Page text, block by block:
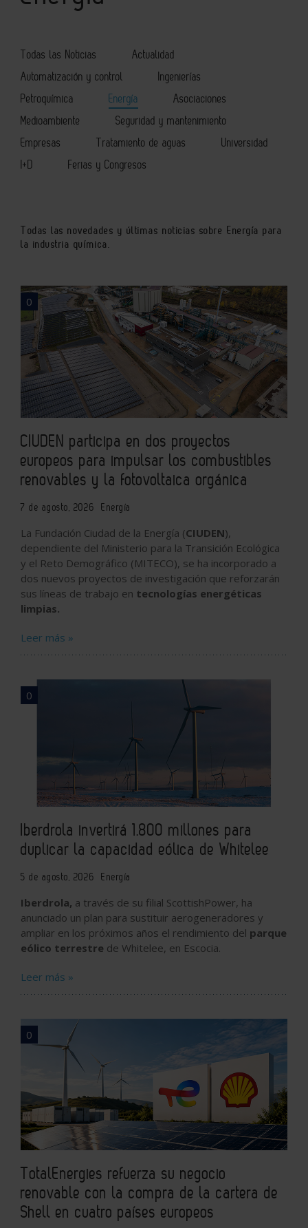
Todas las Noticias
Actualidad
Automatización y control
Ingenierías
Petroquímica
Energía
Asociaciones
Medioambiente
Seguridad y mantenimiento
Empresas
Tratamiento de aguas
Universidad
I+D
Ferias y Congresos
Todas las novedades y últimas noticias sobre Energía para
la industria química.
0
CIUDEN participa en dos proyectos
europeos para impulsar los combustibles
renovables y la fotovoltaica orgánica
7 de agosto, 2026 Energía
La Fundación Ciudad de la Energía (CIUDEN),
dependiente del Ministerio para la Transición Ecológica
y el Reto Demográfico (MITECO), se ha incorporado a
dos nuevos proyectos de investigación que reforzarán
sus líneas de trabajo en tecnologías energéticas
limpias.
Leer más »
0
Iberdrola invertirá 1.800 millones para
duplicar la capacidad eólica de Whitelee
5 de agosto, 2026 Energía
Iberdrola, a través de su filial ScottishPower, ha
anunciado un plan para sustituir aerogeneradores y
ampliar en los próximos años el rendimiento del parque
eólico terrestre de Whitelee, en Escocia.
Leer más »
0
TotalEnergies refuerza su negocio
renovable con la compra de la cartera de
Shell en cuatro países europeos